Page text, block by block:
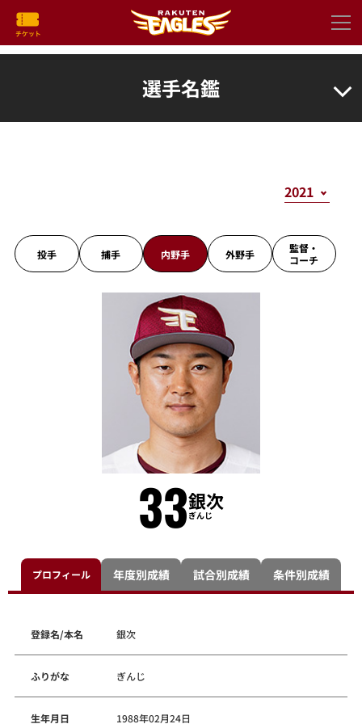
選手名鑑
投手 捕手 内野手 外野手
監督・
コーチ
33銀次
ぎんじ
プロフィール 年度別成績 試合別成績 条件別成績
登録名/本名 銀次
ふりがな ぎんじ
生年月日 1988年02月24日